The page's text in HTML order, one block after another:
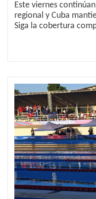
Este viernes
regional y Cuba
Siga la cobertura